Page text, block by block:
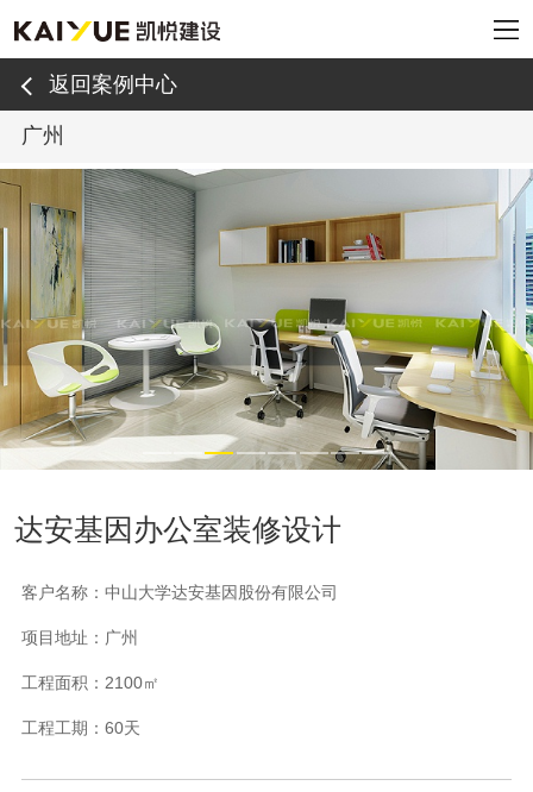
返回案例中心
广州
达安基因办公室装修设计
客户名称： 中山大学达安基因股份有限公司
项目地址： 广州
工程面积： 2100㎡
工程工期： 60天